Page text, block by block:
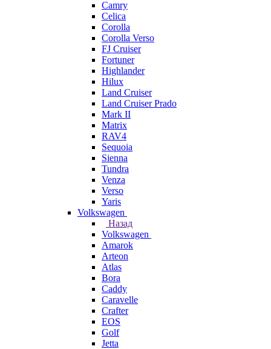
Camry
Celica
Corolla
Corolla Verso
FJ Cruiser
Fortuner
Highlander
Hilux
Land Cruiser
Land Cruiser Prado
Mark II
Matrix
RAV4
Sequoia
Sienna
Tundra
Venza
Verso
Yaris
Volkswagen
Назад
Volkswagen
Amarok
Arteon
Atlas
Bora
Caddy
Caravelle
Crafter
EOS
Golf
Jetta